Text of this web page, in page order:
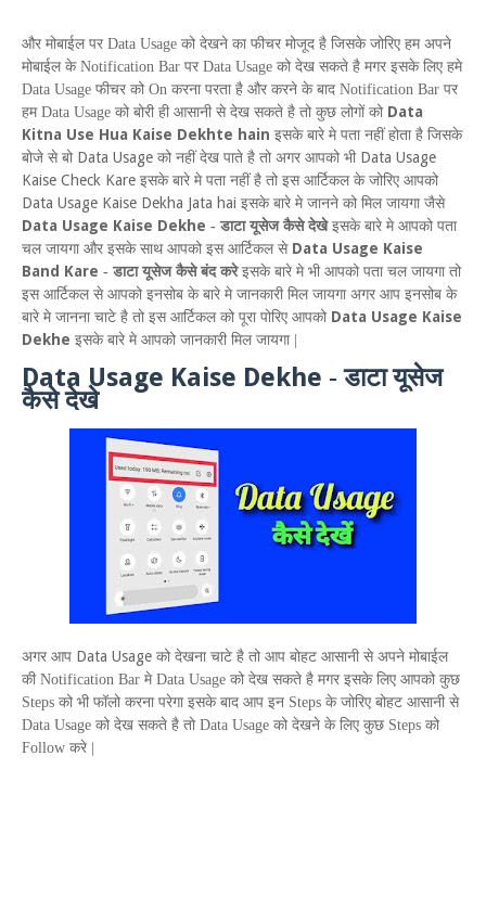
और मोबाईल पर Data Usage को देखने का फीचर मोजूद है जिसके जोरिए हम अपने
मोबाईल के Notification Bar पर Data Usage को देख सकते है मगर इसके लिए हमे
Data Usage फीचर को On करना परता है और करने के बाद Notification Bar पर
हम Data Usage को बोरी ही आसानी से देख सकते है तो कुछ लोगों को Data
Kitna Use Hua Kaise Dekhte hain इसके बारे मे पता नहीं होता है जिसके
बोजे से बो Data Usage को नहीं देख पाते है तो अगर आपको भी Data Usage
Kaise Check Kare इसके बारे मे पता नहीं है तो इस आर्टिकल के जोरिए आपको
Data Usage Kaise Dekha Jata hai इसके बारे मे जानने को मिल जायगा जैसे
Data Usage Kaise Dekhe - डाटा यूसेज कैसे देखेइसके बारे मे आपको पता
चल जायगा और इसके साथ आपको इस आर्टिकल से Data Usage Kaise
Band Kare - डाटा यूसेज कैसे बंद करेइसके बारे मे भी आपको पता चल जायगा तो
इस आर्टिकल से आपको इनसोब के बारे मे जानकारी मिल जायगा अगर आप इनसोब के
बारे मे जानना चाटे है तो इस आर्टिकल को पूरा पोरिए आपको Data Usage Kaise
Dekhe इसके बारे मे आपको जानकारी मिल जायगा |
Data Usage Kaise Dekhe -डाटा यूसेज
कैसे देखे
अगर आप Data Usage को देखना चाटे है तो आप बोहट आसानी से अपने मोबाईल
की Notification Bar मे Data Usage को देख सकते है मगर इसके लिए आपको कुछ
Steps को भी फॉलो करना परेगा इसके बाद आप इन Steps के जोरिए बोहट आसानी से
Data Usage को देख सकते है तो Data Usage को देखने के लिए कुछ Steps को
Follow करे |